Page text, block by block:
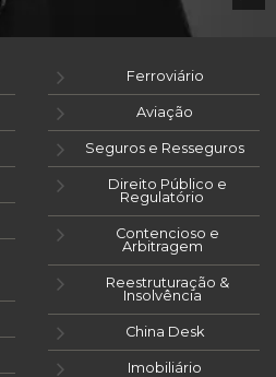
Ferroviário
Aviação
Seguros e Resseguros
Direito Público e
Regulatório
Contencioso e
Arbitragem
Reestruturação &
Insolvência
China Desk
Imobiliário